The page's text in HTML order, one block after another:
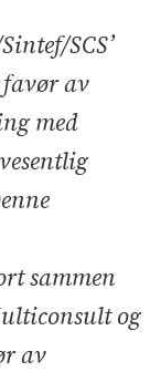
SCS’
av
med
sammen
og
av